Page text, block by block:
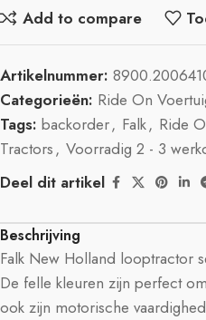
Add to compare
Artikelnummer:
Categorieën: Ride On
Tags: backorder, Falk, Ride
Tractors, Voorradig 2 - 3
Deel dit artikel
Beschrijving
Falk New Holland looptractor
De felle kleuren zijn perfect
ook zijn motorische